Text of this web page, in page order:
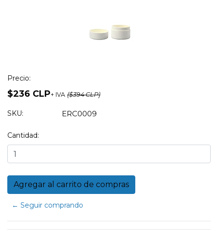
Precio:
$236 CLP+ IVA ($394 CLP)
SKU: ERC0009
Cantidad:
← Seguir comprando